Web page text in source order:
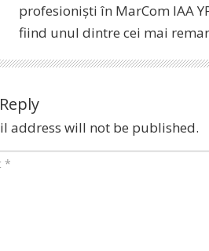
profesioniști în MarCom IAA
fiind unul dintre cei mai
address will not be published.